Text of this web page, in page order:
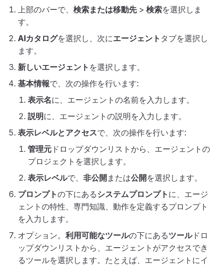
上部のバーで、 検索または移動先> 検索を選択しま
す。
AIカタログを選択し、次にエージェント タブを選択し
ます。
新しいエージェント を選択します。
基本情報で、次の操作を行います:
表示名に、エージェントの名前を入力します。
説明に、エージェントの説明を入力します。
表示レベルとアクセスで、次の操作を行います:
管理元 ドロップダウンリストから、エージェントの
プロジェクトを選択します。
表示レベルで、 非公開 または公開 を選択します。
プロンプトの下にあるシステムプロンプト に、エージ
ェントの特性、専門知識、動作を定義するプロンプト
を入力します。
オプション。 利用可能なツールの下にあるツールドロ
ップダウンリストから、エージェントがアクセスでき
るツールを選択します。たとえば、エージェントにイ